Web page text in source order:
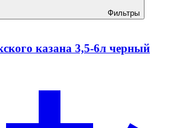
Фильтры
казана 3,5-6л черный